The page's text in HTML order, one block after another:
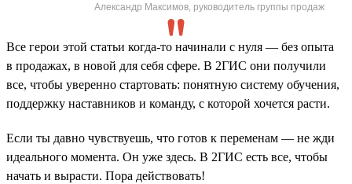
Александр Максимов, руководитель группы продаж
Все герои этой статьи когда-то начинали с нуля — без опыта
в продажах, в новой для себя сфере. В 2ГИС они получили
все, чтобы уверенно стартовать: понятную систему обучения,
поддержку наставников и команду, с которой хочется расти.
Если ты давно чувствуешь, что готов к переменам — не жди
идеального момента. Он уже здесь. В 2ГИС есть все, чтобы
начать и вырасти. Пора действовать!